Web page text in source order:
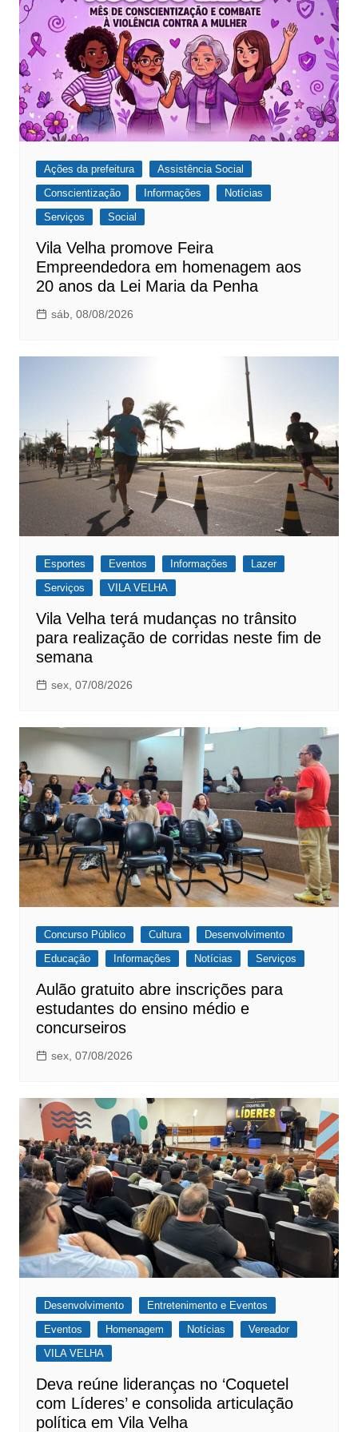
Ações da prefeitura
Assistência Social
Conscientização
Informações
Notícias
Serviços
Social
Vila Velha promove Feira
Empreendedora em homenagem aos
20 anos da Lei Maria da Penha
sáb, 08/08/2026
Esportes Eventos Informações
Lazer
Serviços
VILA VELHA
Vila Velha terá mudanças no trânsito
para realização de corridas neste fim de
semana
sex, 07/08/2026
Concurso Público Cultura
Desenvolvimento
Educação
Informações Notícias Serviços
Aulão gratuito abre inscrições para
estudantes do ensino médio e
concurseiros
sex, 07/08/2026
Desenvolvimento
Entretenimento e Eventos
Eventos
Homenagem Notícias
Vereador
VILA VELHA
Deva reúne lideranças no ‘Coquetel
com Líderes’ e consolida articulação
política em Vila Velha